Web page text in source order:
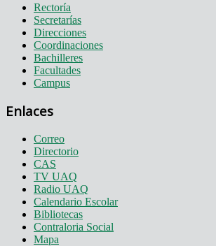
Rectoría
Secretarías
Direcciones
Coordinaciones
Bachilleres
Facultades
Campus
Enlaces
Correo
Directorio
CAS
TV UAQ
Radio UAQ
Calendario Escolar
Bibliotecas
Contraloria Social
Mapa